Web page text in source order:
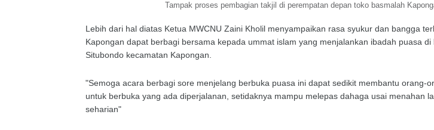
Tampak proses pembagian takjil di perempatan depan toko basmalah
Lebih dari hal diatas Ketua MWCNU Zaini Kholil menyampaikan rasa syukur dan bangga
Kapongan dapat berbagi bersama kepada ummat islam yang menjalankan ibadah puasa
Situbondo kecamatan Kapongan.
"Semoga acara berbagi sore menjelang berbuka puasa ini dapat sedikit membantu orang-
untuk berbuka yang ada diperjalanan, setidaknya mampu melepas dahaga usai menahan
seharian"